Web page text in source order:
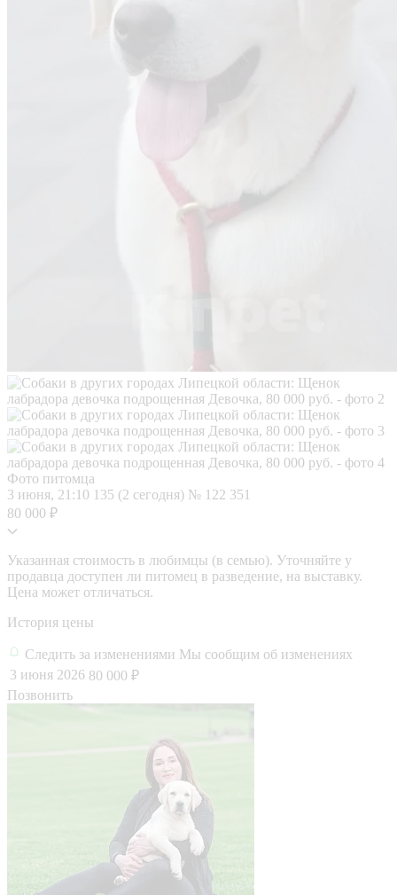
Фото питомца
3 июня, 21:10 135 (2 сегодня) № 122 351
80 000 ₽
Указанная стоимость в любимцы (в семью). Уточняйте у
продавца доступен ли питомец в разведение, на выставку.
Цена может отличаться.
История цены
Следить за изменениями Мы сообщим об изменениях
3 июня 2026 80 000 ₽
Позвонить